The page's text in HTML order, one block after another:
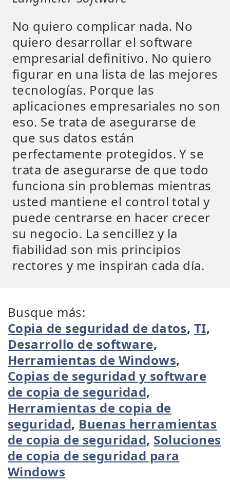
No quiero complicar nada. No
quiero desarrollar el software
empresarial definitivo. No quiero
figurar en una lista de las mejores
tecnologías. Porque las
aplicaciones empresariales no son
eso. Se trata de asegurarse de
que sus datos están
perfectamente protegidos. Y se
trata de asegurarse de que todo
funciona sin problemas mientras
usted mantiene el control total y
puede centrarse en hacer crecer
su negocio. La sencillez y la
fiabilidad son mis principios
rectores y me inspiran cada día.
Busque más:
Copia de seguridad de datos, TI,
Desarrollo de software,
Herramientas de Windows,
Copias de seguridad y software
de copia de seguridad,
Herramientas de copia de
seguridad, Buenas herramientas
de copia de seguridad, Soluciones
de copia de seguridad para
Windows